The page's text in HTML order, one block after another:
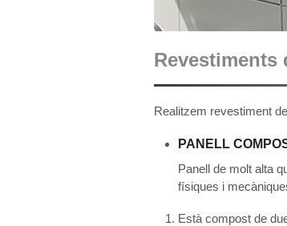
Revestiments
Realitzem revestiment
PANELL
Panell de molt alta
físiques i
Està compost de